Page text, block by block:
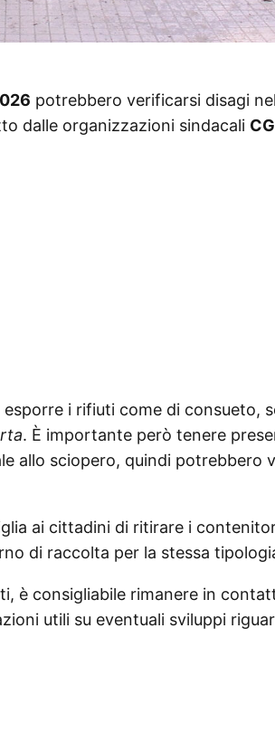
potrebbero verificarsi disagi
dalle organizzazioni sindacali
i rifiuti come di consueto,
. È importante però tenere
allo sciopero, quindi potrebbero
ai cittadini di ritirare i
di raccolta per la stessa
è consigliabile rimanere in
utili su eventuali sviluppi